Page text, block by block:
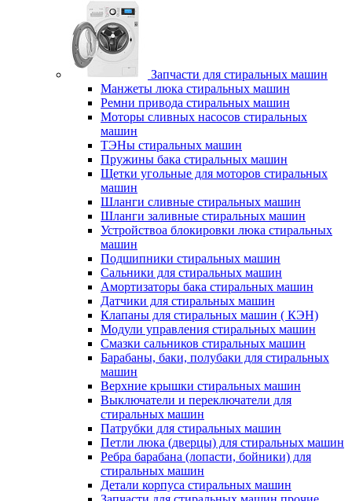
Запчасти для стиральных машин
Манжеты люка стиральных машин
Ремни привода стиральных машин
Моторы сливных насосов стиральных
машин
ТЭНы стиральных машин
Пружины бака стиральных машин
Щетки угольные для моторов стиральных
машин
Шланги сливные стиральных машин
Шланги заливные стиральных машин
Устройствоа блокировки люка стиральных
машин
Подшипники стиральных машин
Сальники для стиральных машин
Амортизаторы бака стиральных машин
Датчики для стиральных машин
Клапаны для стиральных машин ( КЭН)
Модули управления стиральных машин
Смазки сальников стиральных машин
Барабаны, баки, полубаки для стиральных
машин
Верхние крышки стиральных машин
Выключатели и переключатели для
стиральных машин
Патрубки для стиральных машин
Петли люка (дверцы) для стиральных машин
Ребра барабана (лопасти, бойники) для
стиральных машин
Детали корпуса стиральных машин